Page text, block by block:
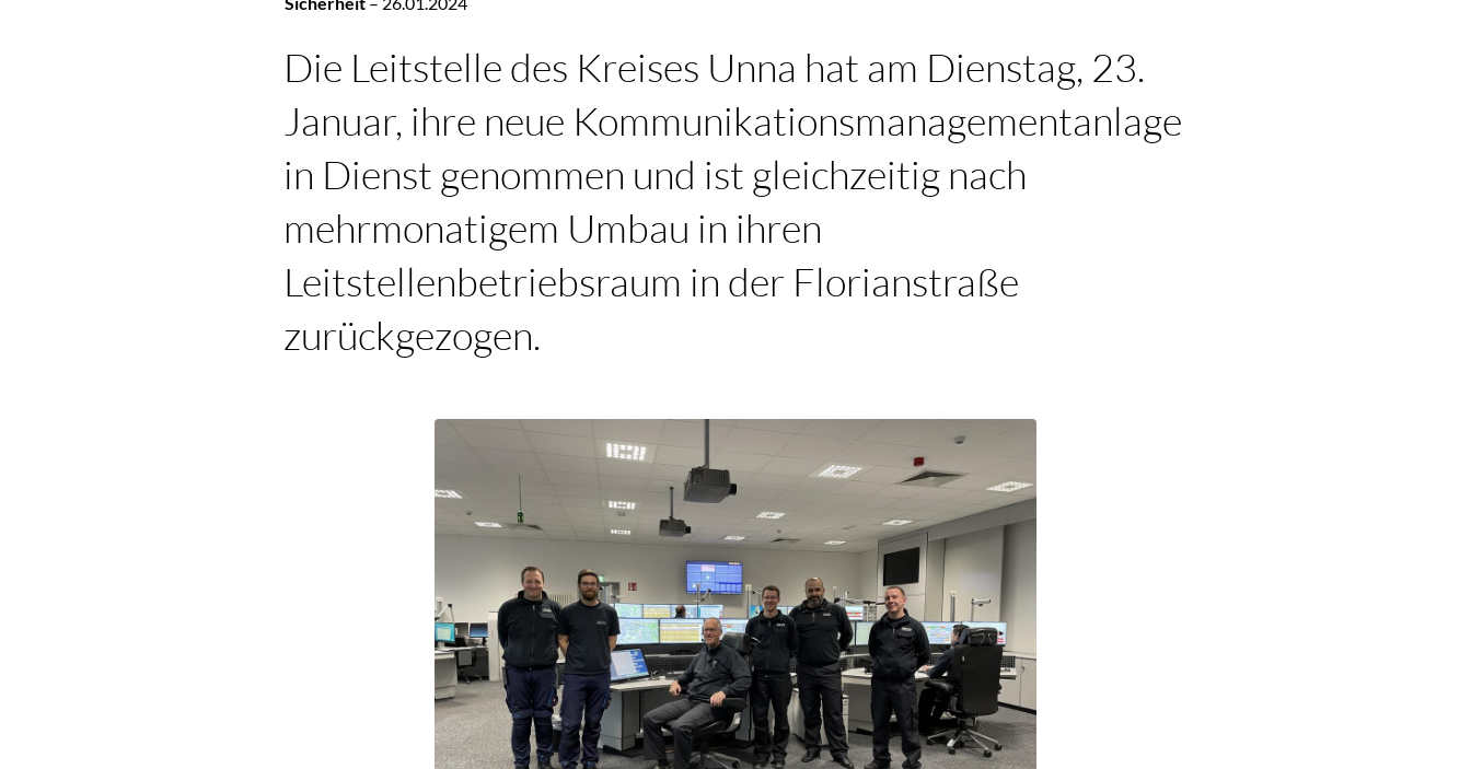
Die Leitstelle des Kreises Unna hat am Dienstag, 23.
Januar, ihre neue Kommunikationsmanagementanlage
in Dienst genommen und ist gleichzeitig nach
mehrmonatigem Umbau in ihren
Leitstellenbetriebsraum in der Florianstraße
zurückgezogen.